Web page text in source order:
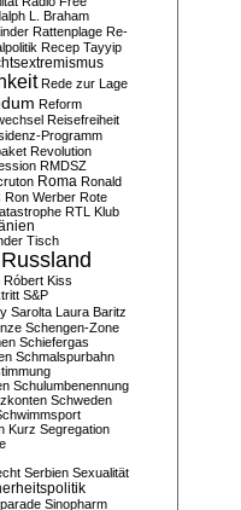
L. Braham
Rattenplage Re-
Recep Tayyip
Rede zur Lage
Reform
Reisefreiheit
Programm
Revolution
RMDSZ
Roma Ronald
Ron Werber Rote
RTL Klub
Tisch
Russland
Róbert Kiss
S&P
Sarolta Laura Baritz
Schengen-Zone
Schiefergas
Schmalspurbahn
Schulumbenennung
Schweden
Kurz Segregation
Serbien Sexualität
Sinopharm